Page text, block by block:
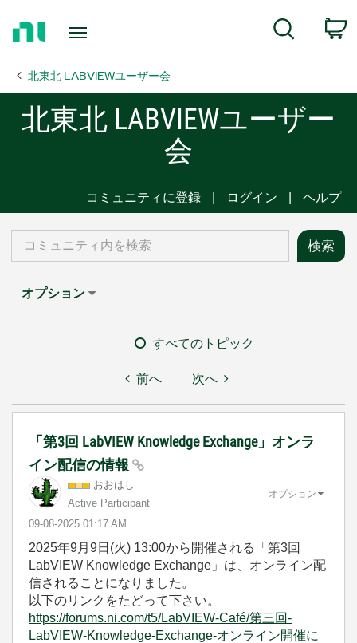
Page
Search
北東北 LABVIEWユーザー会
北東北 LABVIEWユーザー
会
コミュニティに登録 ログイン ヘルプ
オプション
すべてのトピック
前へ 次へ
「第3回 LabVIEW Knowledge Exchange」オンラ
イン配信の情報
おおはし
Active Participant
‎09-08-2025 01:17 AM
オプション
2025年9月9日(火) 13:00から開催される「第3回
LabVIEW Knowledge Exchange」は、オンライン配
信されることになりました。
以下のリンクをたどって下さい。
https://forums.ni.com/t5/LabVIEW-Café/第三回-
LabVIEW-Knowledge-Exchange-オンライン開催に